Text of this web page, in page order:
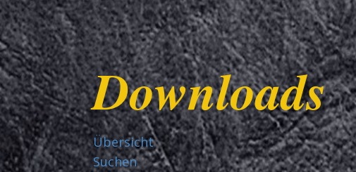
Downloads
Übersicht
Suchen